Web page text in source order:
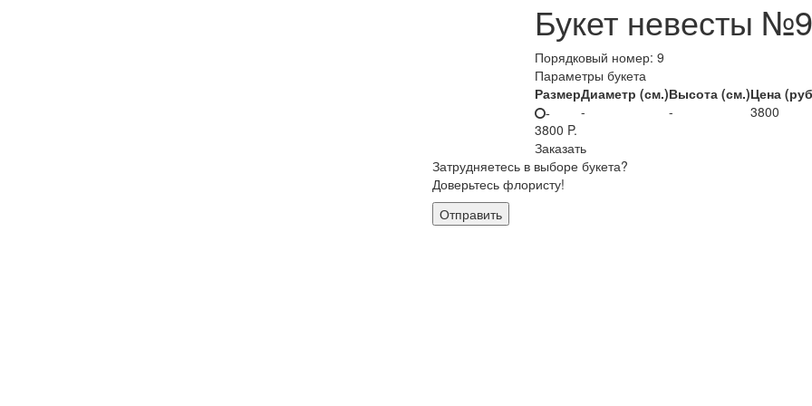
Букет невесты №9
Порядковый номер: 9
Параметры букета
РазмерДиаметр (см.)Высота (см.)Цена
- - -
3800
3800 P.
Заказать
Затрудняетесь в выборе букета?
Доверьтесь флористу!